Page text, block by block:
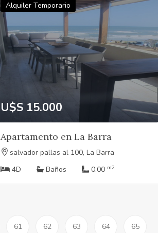
Alquiler Temporario
U$S 15.000
Apartamento en La Barra
salvador pallas al 100, La Barra
4D
Baños 0.00 m2
61 62 63 64 65